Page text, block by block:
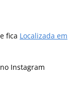
fica Localizada em
Instagram